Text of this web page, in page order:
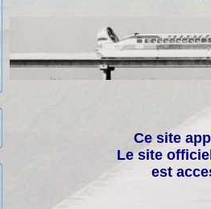
Ce site
Le site
est